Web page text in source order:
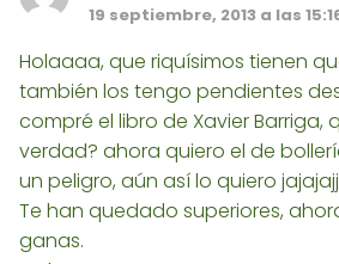
19 septiembre, 2013 a las
Holaaaa, que riquísimos tienen
también los tengo pendientes
compré el libro de Xavier Barriga,
verdad? ahora quiero el de
un peligro, aún así lo quiero
Te han quedado superiores,
ganas.